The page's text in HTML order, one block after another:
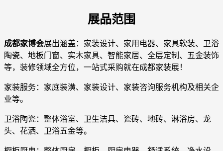
展品范围
成都家博会展出涵盖：家装设计、家用电器、家具软装、卫浴
陶瓷、地板门窗、实木家具、智能家居、全层定制、五金装饰
等，装修领域全方位，一站式采购就在成都家装展！
家装服务：家庭装潢、家装设计、家装咨询服务机构及相关企
业等。
卫浴陶瓷：整体浴室、卫生洁具、瓷砖、地砖、淋浴房、龙
头、花洒、卫浴五金等。